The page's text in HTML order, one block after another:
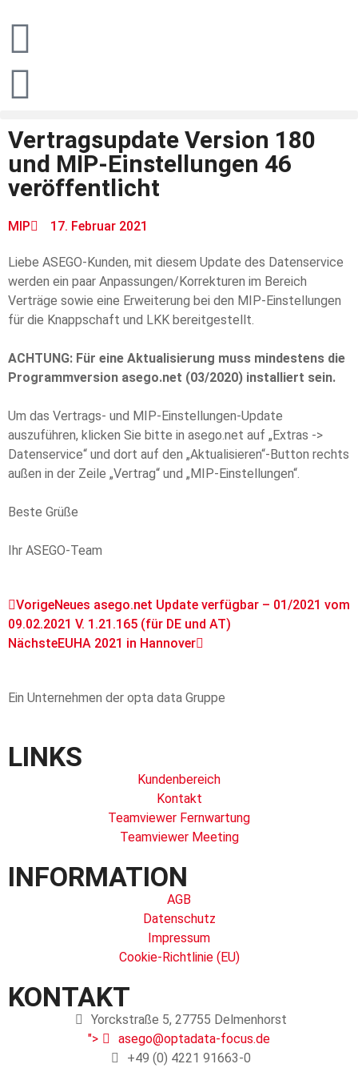
Vertragsupdate Version 180
und MIP-Einstellungen 46
veröffentlicht
MIP 17. Februar 2021
Liebe ASEGO-Kunden, mit diesem Update des Datenservice
werden ein paar Anpassungen/Korrekturen im Bereich
Verträge sowie eine Erweiterung bei den MIP-Einstellungen
für die Knappschaft und LKK bereitgestellt.
ACHTUNG: Für eine Aktualisierung muss mindestens die
Programmversion asego.net (03/2020) installiert sein.
Um das Vertrags- und MIP-Einstellungen-Update
auszuführen, klicken Sie bitte in asego.net auf „Extras ->
Datenservice“ und dort auf den „Aktualisieren“-Button rechts
außen in der Zeile „Vertrag“ und „MIP-Einstellungen“.
Beste Grüße
Ihr ASEGO-Team
VorigeNeues asego.net Update verfügbar – 01/2021 vom
09.02.2021 V. 1.21.165 (für DE und AT)
NächsteEUHA 2021 in Hannover
Ein Unternehmen der opta data Gruppe
LINKS
Kundenbereich
Kontakt
Teamviewer Fernwartung
Teamviewer Meeting
INFORMATION
AGB
Datenschutz
Impressum
Cookie-Richtlinie (EU)
KONTAKT
Yorckstraße 5, 27755 Delmenhorst
">
asego@optadata-focus.de
+49 (0) 4221 91663-0